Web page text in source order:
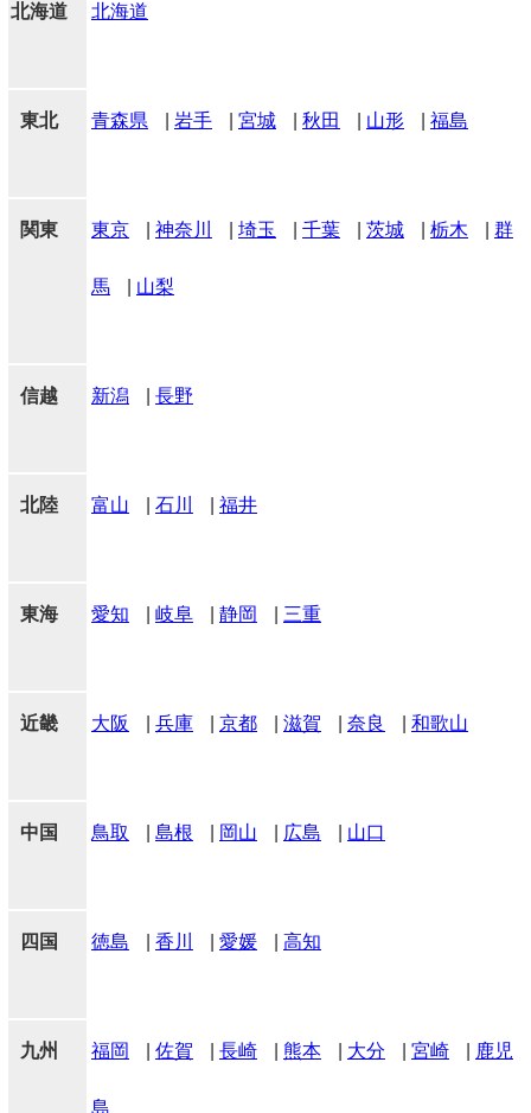
北海道 北海道
東北 青森県 岩手 宮城 秋田 山形 福島
関東 東京 神奈川 埼玉 千葉 茨城 栃木 群
馬 山梨
信越 新潟 長野
北陸 富山 石川 福井
東海 愛知 岐阜 静岡 三重
近畿 大阪 兵庫 京都 滋賀 奈良 和歌山
中国 鳥取 島根 岡山 広島 山口
四国 徳島 香川 愛媛 高知
九州 福岡 佐賀 長崎 熊本 大分 宮崎 鹿児
島